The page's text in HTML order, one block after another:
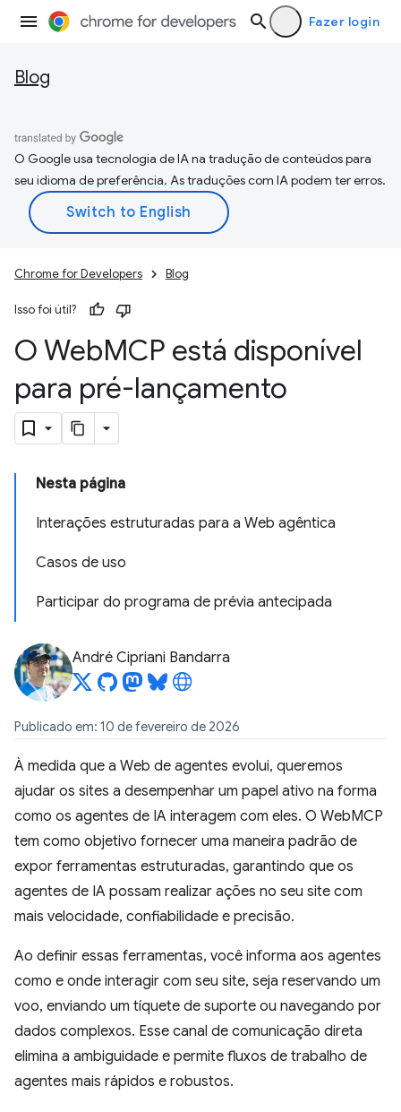
Fazer login
Blog
O Google usa tecnologia de IA na tradução de conteúdos para
seu idioma de preferência. As traduções com IA podem ter erros.
Chrome for Developers Blog
Isso foi útil?
O WebMCP está disponível
para pré-lançamento
Nesta página
Interações estruturadas para a Web agêntica
Casos de uso
Participar do programa de prévia antecipada
André Cipriani Bandarra
Publicado em: 10 de fevereiro de 2026
À medida que a Web de agentes evolui, queremos
ajudar os sites a desempenhar um papel ativo na forma
como os agentes de IA interagem com eles. O WebMCP
tem como objetivo fornecer uma maneira padrão de
expor ferramentas estruturadas, garantindo que os
agentes de IA possam realizar ações no seu site com
mais velocidade, confiabilidade e precisão.
Ao definir essas ferramentas, você informa aos agentes
como e onde interagir com seu site, seja reservando um
voo, enviando um tíquete de suporte ou navegando por
dados complexos. Esse canal de comunicação direta
elimina a ambiguidade e permite fluxos de trabalho de
agentes mais rápidos e robustos.